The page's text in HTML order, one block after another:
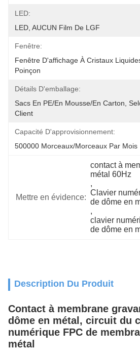
LED:
LED, AUCUN Film De LGF
Fenêtre:
Fenêtre D'affichage À Cristaux
Poinçon
Détails D'emballage:
Sacs En PE/en Mousse/en Carton,
Client
Capacité D'approvisionnement:
500000 Morceaux/morceaux Par Mois
Mettre en évidence:
contact à
métal 60Hz
,
Clavier
de dôme en
,
clavier
de dôme en
Description Du Produit
Contact à membrane
dôme en métal, circuit du
numérique FPC de
métal